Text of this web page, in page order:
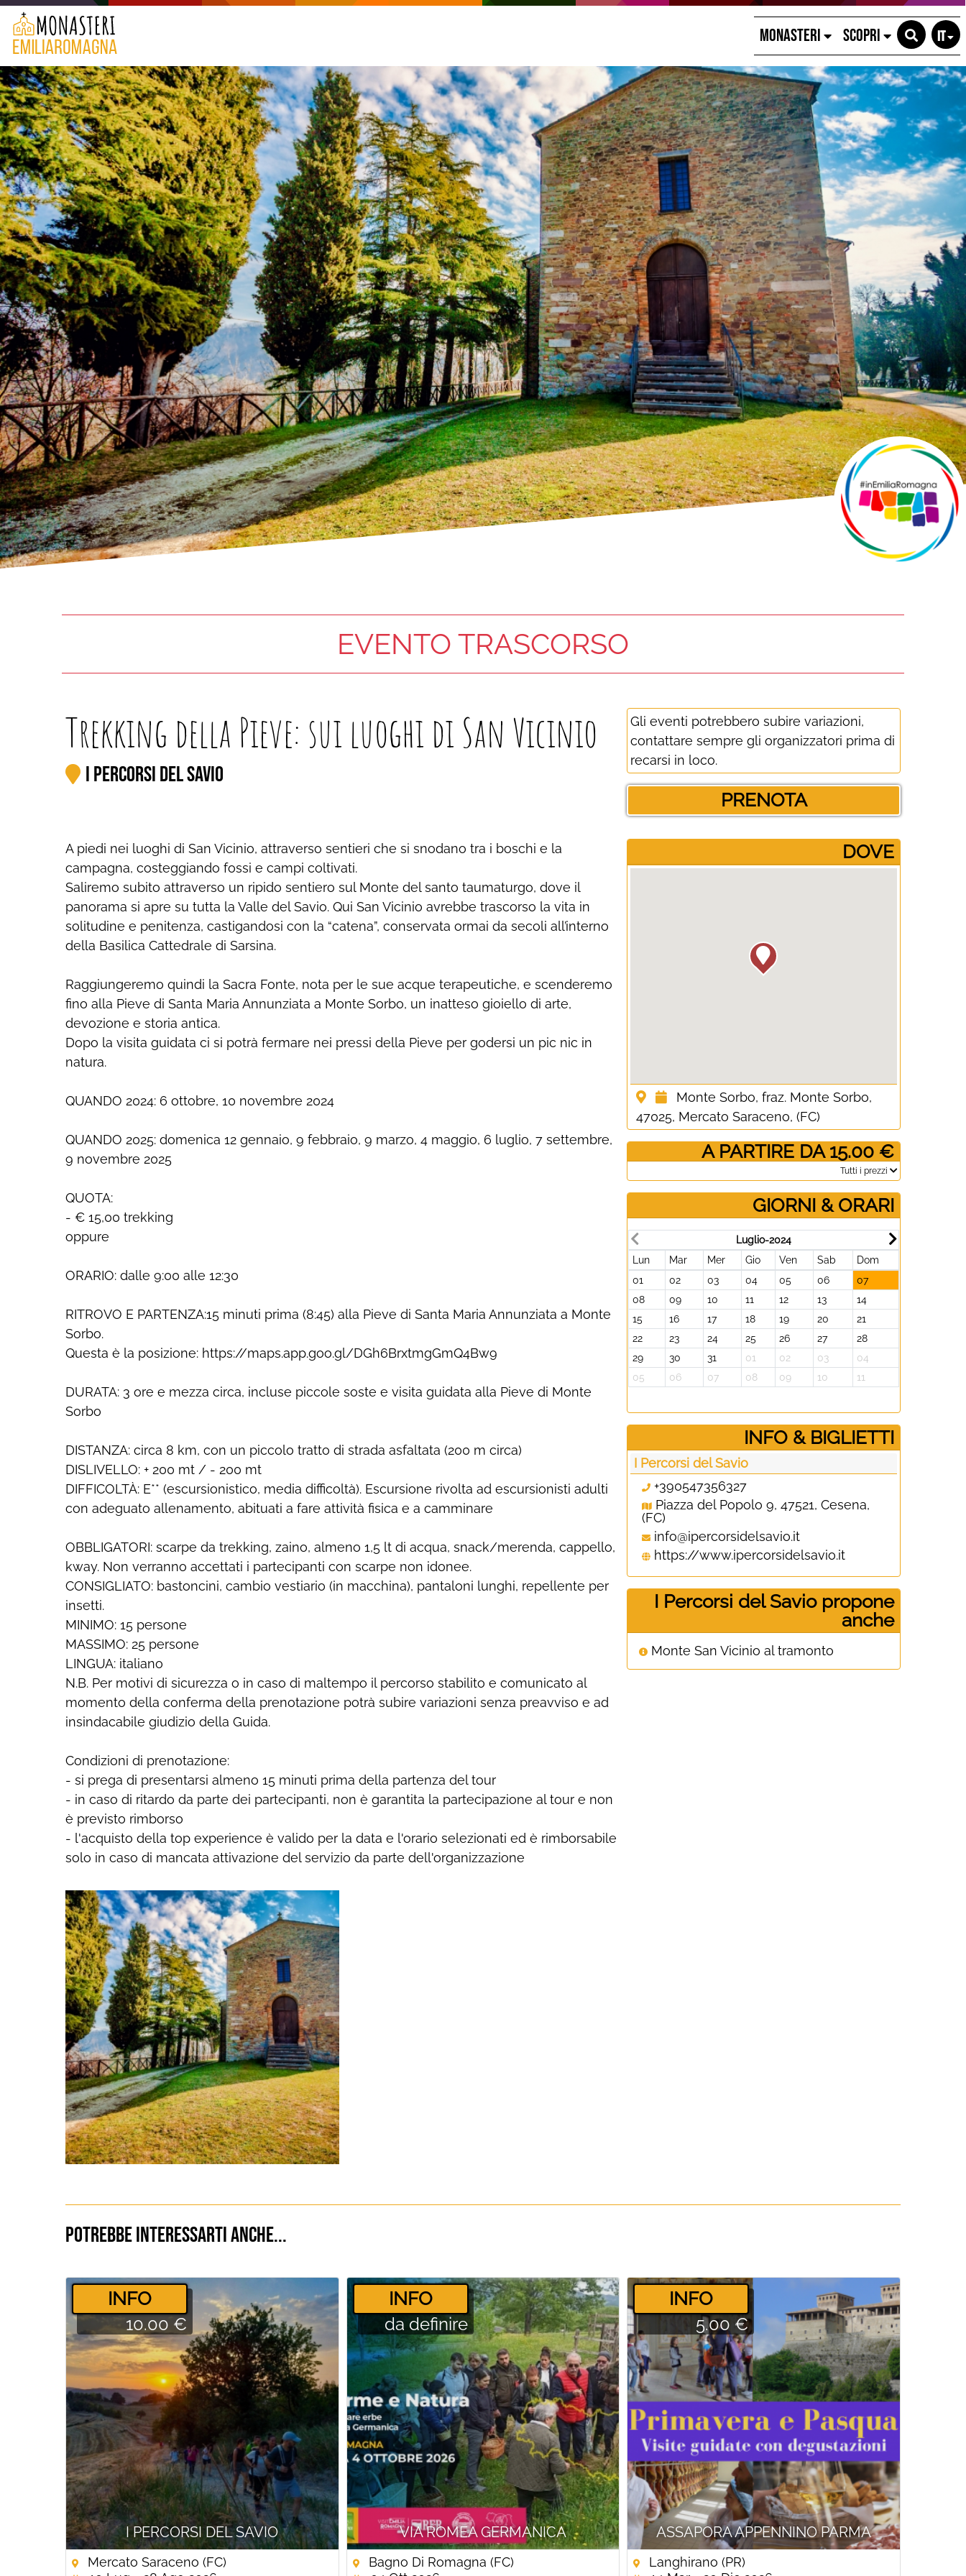
MONASTERI SCOPRI IT
EVENTO TRASCORSO
Trekking della Pieve: sui luoghi di San Vicinio
I Percorsi del Savio
Gli eventi potrebbero subire variazioni,
contattare sempre gli organizzatori prima di
recarsi in loco.
PRENOTA
A piedi nei luoghi di San Vicinio, attraverso sentieri che si snodano tra i boschi e la
campagna, costeggiando fossi e campi coltivati.
Saliremo subito attraverso un ripido sentiero sul Monte del santo taumaturgo, dove il
panorama si apre su tutta la Valle del Savio. Qui San Vicinio avrebbe trascorso la vita in
solitudine e penitenza, castigandosi con la “catena”, conservata ormai da secoli all’interno
della Basilica Cattedrale di Sarsina.
Raggiungeremo quindi la Sacra Fonte, nota per le sue acque terapeutiche, e scenderemo
fino alla Pieve di Santa Maria Annunziata a Monte Sorbo, un inatteso gioiello di arte,
devozione e storia antica.
Dopo la visita guidata ci si potrà fermare nei pressi della Pieve per godersi un pic nic in
natura.
QUANDO 2024: 6 ottobre, 10 novembre 2024
QUANDO 2025: domenica 12 gennaio, 9 febbraio, 9 marzo, 4 maggio, 6 luglio, 7 settembre,
9 novembre 2025
QUOTA:
- € 15,00 trekking
oppure
ORARIO: dalle 9:00 alle 12:30
RITROVO E PARTENZA:15 minuti prima (8:45) alla Pieve di Santa Maria Annunziata a Monte
Sorbo.
Questa è la posizione: https://maps.app.goo.gl/DGh6BrxtmgGmQ4Bw9
DURATA: 3 ore e mezza circa, incluse piccole soste e visita guidata alla Pieve di Monte
Sorbo
DISTANZA: circa 8 km, con un piccolo tratto di strada asfaltata (200 m circa)
DISLIVELLO: + 200 mt / - 200 mt
DIFFICOLTÀ: E** (escursionistico, media difficoltà). Escursione rivolta ad escursionisti adulti
con adeguato allenamento, abituati a fare attività fisica e a camminare
OBBLIGATORI: scarpe da trekking, zaino, almeno 1,5 lt di acqua, snack/merenda, cappello,
kway. Non verranno accettati i partecipanti con scarpe non idonee.
CONSIGLIATO: bastoncini, cambio vestiario (in macchina), pantaloni lunghi, repellente per
insetti.
MINIMO: 15 persone
MASSIMO: 25 persone
LINGUA: italiano
N.B. Per motivi di sicurezza o in caso di maltempo il percorso stabilito e comunicato al
momento della conferma della prenotazione potrà subire variazioni senza preavviso e ad
insindacabile giudizio della Guida.
Condizioni di prenotazione:
- si prega di presentarsi almeno 15 minuti prima della partenza del tour
- in caso di ritardo da parte dei partecipanti, non è garantita la partecipazione al tour e non
è previsto rimborso
- l'acquisto della top experience è valido per la data e l'orario selezionati ed è rimborsabile
solo in caso di mancata attivazione del servizio da parte dell'organizzazione
­DOVE
Monte Sorbo, fraz. Monte Sorbo,
47025, Mercato Saraceno, (FC)
­ A PARTIRE DA 15.00 €
­Tutti i prezzi
GIORNI & ORARI
Luglio-2024
Lun
Mar Mer Gio Ven Sab
Dom
01
02 03 04 05 06
07
08
09 10 11 12 13
14
15
16 17 18 19 20
21
22
23 24 25 26 27
28
29
30 31 01 02 03
04
05
06 07 08 09 10 11
­INFO & BIGLIETTI
I Percorsi del Savio
+390547356327
Piazza del Popolo 9, 47521, Cesena,
(FC)
info@ipercorsidelsavio.it
https://www.ipercorsidelsavio.it
I Percorsi del Savio propone
anche
Monte San Vicinio al tramonto
Potrebbe interessarti anche...
I PERCORSI DEL SAVIO
­INFO
10.00 €
Mercato Saraceno (FC)
VIA ROMEA GERMANICA
­INFO
da definire
Bagno Di Romagna (FC)
ASSAPORA APPENNINO PARMA
­INFO
5.00 €
Langhirano (PR)